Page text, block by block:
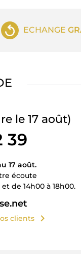
ECHANGE
le 17 août)
39
17 août.
écoute
de 14h00 à 18h00.
clients chevron_right